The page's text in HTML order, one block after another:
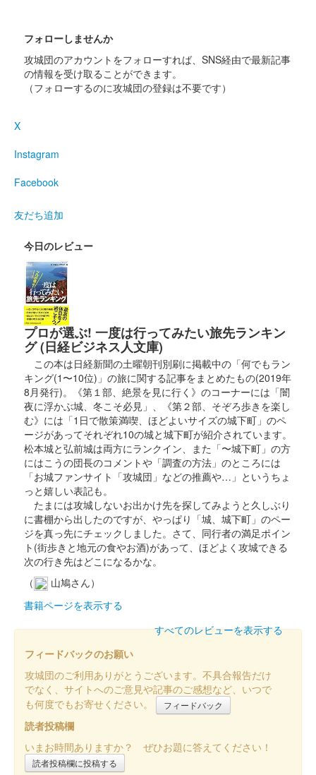
膳城 御城印 群馬戦国御城印サミット黄金版
販売終了
限定
膳城 御城印
にて限定販売。11月20日より現地販売された。
膳城 御城印
膳城 御城印 令和五年秋限定版 武田勝頼版
膳城 御城印 夏限定版
膳城 御城印 2023群馬戦国御城印サミット開催記念
販売終了
膳城 御城印 令和4年 冬限定版
100枚限定
膳城 御城印
膳城 御城印 群馬戦国御城印サミット開催記念 通常版
群馬戦国御城印サミットにて先行販売された後、前橋物産振興協
会（ヴェントまえばし）にて販売された。
膳城 御城印 群馬戦国御城印サミット開催記念版 武田
フォローしませんか
攻城団のアカウントをフォローすれば、SNS経由で最新記事
の情報を受け取ることができます。
（フォローするのに攻城団の登録は不要です）
X
Instagram
Facebook
友だち追加
今日のレビュー
プロが選ぶ! 一度は行ってみたい旅先ランキン
グ (日経ビジネス人文庫)
この本は日経新聞の土曜朝刊別刷に掲載中の「何でもラン
キング(1〜10位)」の旅に関する記事をまとめたもの(2019年
8月発行)。《第１部、絶景を見に行く》のコーナーには「闇
夜に浮かぶ城、冬こそ必見」、《第２部、そぞろ歩きを楽し
む》には「1日で散策満喫、ほどよいサイズの城下町」のペ
ージがあってそれぞれ10の城と城下町が紹介されています。
松本城と弘前城は両方にランクイン、また「〜城下町」の方
にはこうの団長のコメントや「調査の方法」のところには
「お城ファンサイト「攻城団」などの推薦や…」というちょ
っと嬉しい表記も。
たまには攻城しないお出かけ先を探してみようと久しぶり
に書棚から出したのですが、やっぱり「城、城下町」のペー
ジを真っ先にチェックしました。さて、同行者の満足ポイン
ト(街歩きと地元の食やお酒)があって、ほどよく攻城できる
次の行き先はどこになるかな。
（
山鳩さん）
書籍ページを表示する
すべてのレビューを表示する
フィードバックのお願い
攻城団のご利用ありがとうございます。不具合報告だけ
でなく、サイトへのご意見や記事のご感想など、いつで
も何度でもお寄せください。
フィードバック
読者投稿欄
いまお時間ありますか？ ぜひお題に答えてください！
読者投稿欄に投稿する